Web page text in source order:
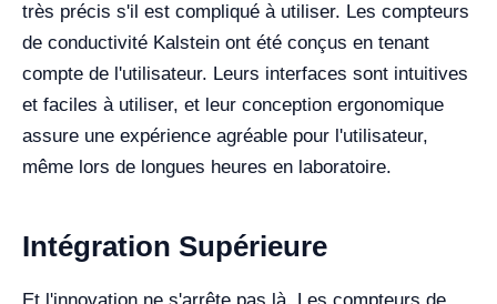
très précis s'il est compliqué à utiliser. Les compteurs
de conductivité Kalstein ont été conçus en tenant
compte de l'utilisateur. Leurs interfaces sont intuitives
et faciles à utiliser, et leur conception ergonomique
assure une expérience agréable pour l'utilisateur,
même lors de longues heures en laboratoire.
Intégration Supérieure